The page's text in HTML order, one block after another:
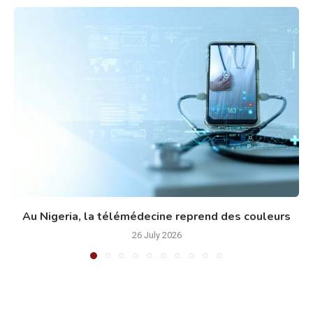
Au Nigeria, la télémédecine reprend des couleurs
26 July 2026